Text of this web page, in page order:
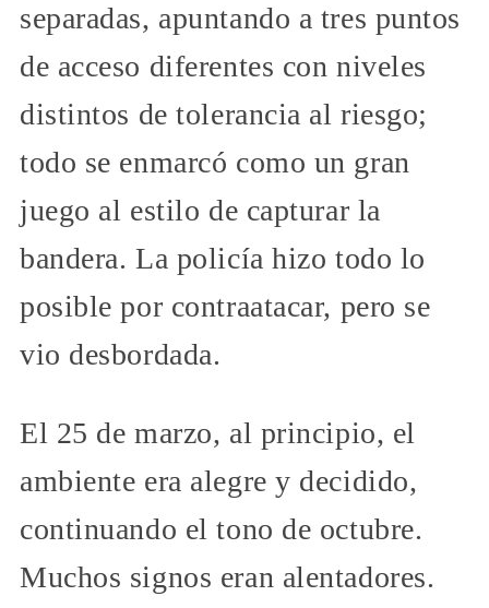
separadas, apuntando a tres puntos
de acceso diferentes con niveles
distintos de tolerancia al riesgo;
todo se enmarcó como un gran
juego al estilo de capturar la
bandera. La policía hizo todo lo
posible por contraatacar, pero se
vio desbordada.
El 25 de marzo, al principio, el
ambiente era alegre y decidido,
continuando el tono de octubre.
Muchos signos eran alentadores.